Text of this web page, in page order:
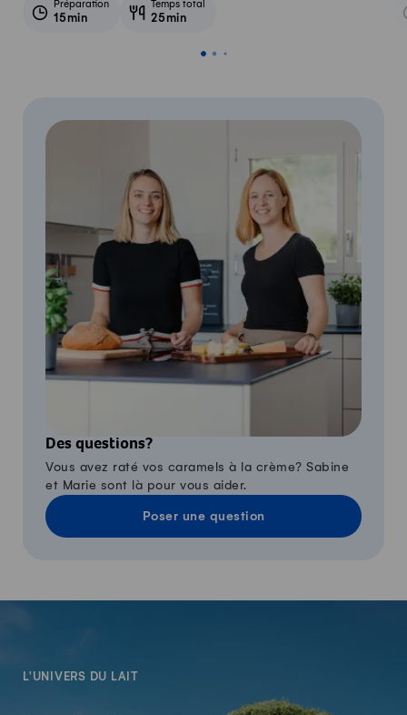
Préparation
15min
Temps total
25min
Des questions?
Vous avez raté vos caramels à la crème? Sabine
et Marie sont là pour vous aider.
Poser une question
L'UNIVERS DU LAIT